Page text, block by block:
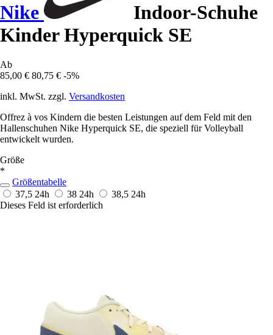
Nike
Indoor-Schuhe
Kinder Hyperquick SE
Ab
85,00 € 80,75 € -5%
inkl. MwSt. zzgl. Versandkosten
Offrez à vos Kindern die besten Leistungen auf dem Feld mit den
Hallenschuhen Nike Hyperquick SE, die speziell für Volleyball
entwickelt wurden.
Größe
*
Größentabelle
37,5 24h 38 24h 38,5 24h
Dieses Feld ist erforderlich